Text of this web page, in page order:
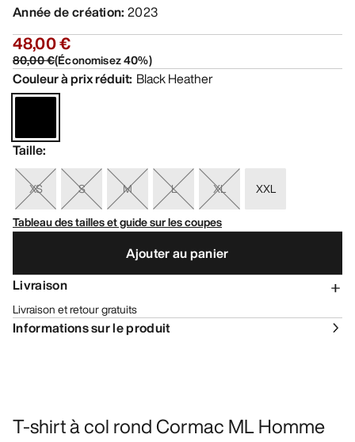
Année de création: 2023
48,00 €
80,00 €(Économisez40%)
Couleur à prix réduit: Black Heather
Taille:
XS S M L XL
XXL
Tableau des tailles et guide sur les coupes
Ajouter au panier
Livraison
Livraison et retour gratuits
Informations sur le produit
T-shirt à col rond Cormac ML Homme